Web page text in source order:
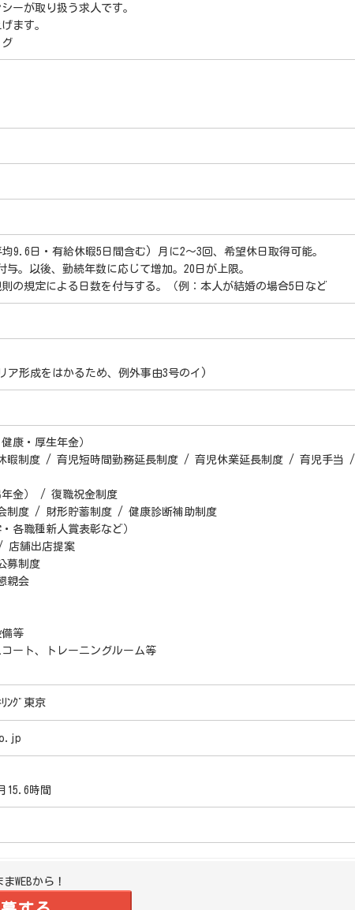
ーが取り扱う求人です。
ます。
9.6日・有給休暇5日間含む) 月に2～3回、希望休日取得可能。
。以後、勤続年数に応じて増加。20日が上限。
の規定による日数を付与する。（例：本人が結婚の場合5日など
ア形成をはかるため、例外事由3号のイ)
康・厚生年金）
暇制度 / 育児短時間勤務延長制度 / 育児休業延長制度 / 育児手当 /
年金） / 復職祝金制度
制度 / 財形貯蓄制度 / 健康診断補助制度
各職種新人賞表彰など）
店舗出店提案
募制度
親会
等
ート、トレーニングルーム等
ﾝｸﾞ東京
時間
WEBから！